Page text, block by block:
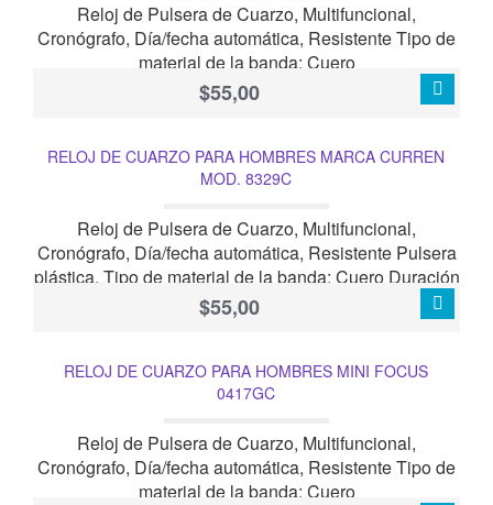
Reloj de Pulsera de Cuarzo, Multifuncional,
Cronógrafo, Día/fecha automática, Resistente Tipo de
material de la banda: Cuero
$55,00
RELOJ DE CUARZO PARA HOMBRES MARCA CURREN
MOD. 8329C
Reloj de Pulsera de Cuarzo, Multifuncional,
Cronógrafo, Día/fecha automática, Resistente Pulsera
plástica. Tipo de material de la banda: Cuero Duración
de La batería: 2 años
$55,00
RELOJ DE CUARZO PARA HOMBRES MINI FOCUS
0417GC
Reloj de Pulsera de Cuarzo, Multifuncional,
Cronógrafo, Día/fecha automática, Resistente Tipo de
material de la banda: Cuero